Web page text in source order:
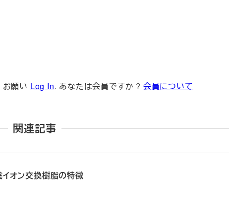
お願い Log In. あなたは会員ですか ? 会員について
関連記事
オン交換樹脂の特徴